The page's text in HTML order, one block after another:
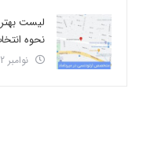
لیست
نحوه
نوامبر 2, 2024